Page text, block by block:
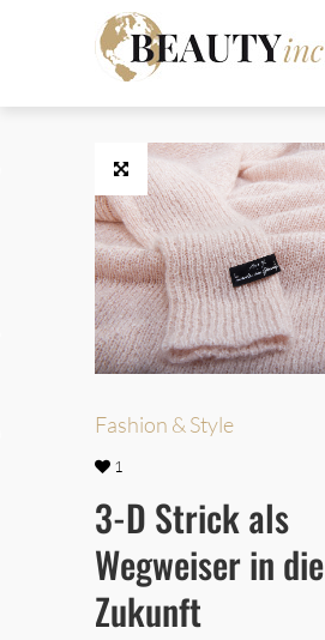
Fashion & Style
1
3-D Strick als
Wegweiser in die
Zukunft